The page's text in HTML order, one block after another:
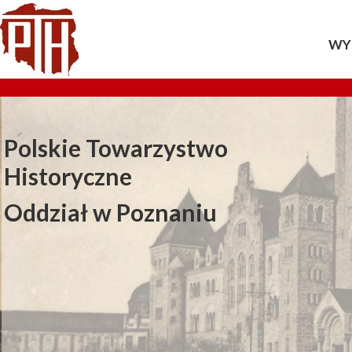
Polskie Towarzystwo
Historyczne
Oddział w Poznaniu